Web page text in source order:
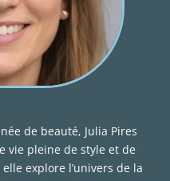
de beauté, Julia Pires
vie pleine de style et de
explore l’univers de la